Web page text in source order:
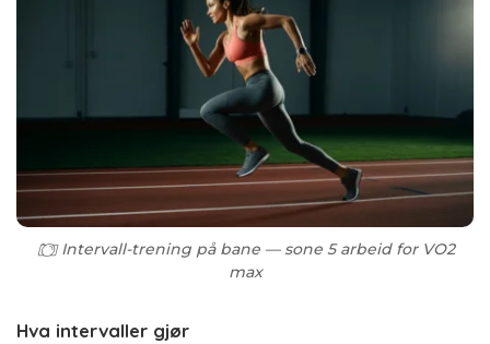
Intervall-trening på bane — sone 5 arbeid for VO2
max
Hva intervaller gjør